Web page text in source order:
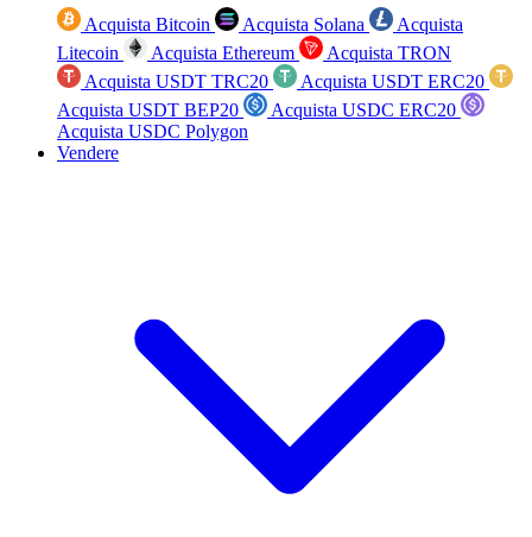
Acquista Bitcoin Acquista Solana
Acquista
Litecoin
Acquista Ethereum
Acquista TRON
Acquista USDT TRC20
Acquista USDT ERC20
Acquista USDT BEP20
Acquista USDC ERC20
Acquista USDC Polygon
Vendere